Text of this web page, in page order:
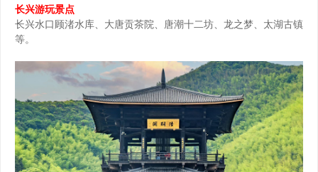
坊。江浙沪周边游，包吃住不错
长兴游玩景点
长兴水口顾渚水库、大唐贡茶院、唐潮十二坊、龙之梦、太湖古镇
等。